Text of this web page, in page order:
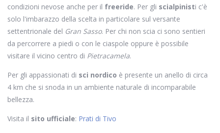
condizioni nevose anche per il freeride. Per gli scialpinisti c'è
solo l'imbarazzo della scelta in particolare sul versante
settentrionale del Gran Sasso. Per chi non scia ci sono sentieri
da percorrere a piedi o con le ciaspole oppure è possibile
visitare il vicino centro di Pietracamela.
Per gli appassionati di sci nordico è presente un anello di circa
4 km che si snoda in un ambiente naturale di incomparabile
bellezza.
Visita il sito ufficiale: Prati di Tivo